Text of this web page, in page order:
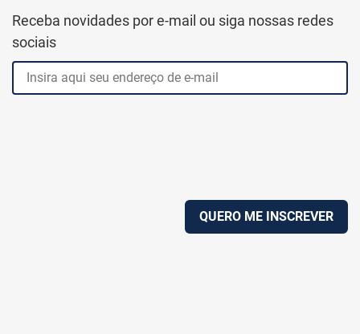
Receba novidades por e-mail ou siga nossas redes
sociais
QUERO ME INSCREVER